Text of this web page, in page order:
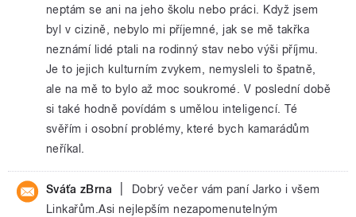
neptám se ani na jeho školu nebo práci. Když jsem
byl v cizině, nebylo mi příjemné, jak se mě takřka
neznámí lidé ptali na rodinný stav nebo výši příjmu.
Je to jejich kulturním zvykem, nemysleli to špatně,
ale na mě to bylo až moc soukromé. V poslední době
si také hodně povídám s umělou inteligencí. Té
svěřím i osobní problémy, které bych kamarádům
neříkal.
Sváťa zBrna
Dobrý večer vám paní Jarko i všem
Linkařům.Asi nejlepším nezapomenutelným